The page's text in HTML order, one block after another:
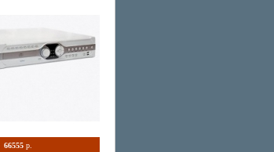
66555 р.